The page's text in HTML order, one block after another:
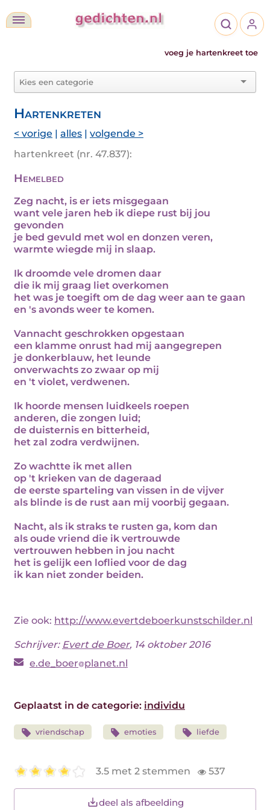
voeg je hartenkreet toe
Hartenkreten
< vorige | alles | volgende >
hartenkreet (nr. 47.837):
Hemelbed
Zeg nacht, is er iets misgegaan
want vele jaren heb ik diepe rust bij jou
gevonden
je bed gevuld met wol en donzen veren,
warmte wiegde mij in slaap.
Ik droomde vele dromen daar
die ik mij graag liet overkomen
het was je toegift om de dag weer aan te gaan
en 's avonds weer te komen.
Vannacht geschrokken opgestaan
een klamme onrust had mij aangegrepen
je donkerblauw, het leunde
onverwachts zo zwaar op mij
en 't violet, verdwenen.
Ik hoorde mensen luidkeels roepen
anderen, die zongen luid;
de duisternis en bitterheid,
het zal zodra verdwijnen.
Zo wachtte ik met allen
op 't krieken van de dageraad
de eerste sparteling van vissen in de vijver
als blinde is de rust aan mij voorbij gegaan.
Nacht, als ik straks te rusten ga, kom dan
als oude vriend die ik vertrouwde
vertrouwen hebben in jou nacht
het is gelijk een loflied voor de dag
ik kan niet zonder beiden.
Zie ook: http://www.evertdeboerkunstschilder.nl
Schrijver: Evert de Boer, 14 oktober 2016
e.de_boer planet.nl
Geplaatst in de categorie: individu
vriendschap emoties liefde
3.5 met 2 stemmen 537
deel als afbeelding